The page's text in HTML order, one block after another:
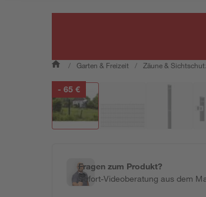
/ Garten & Freizeit / Zäune &
- 65 €
Fragen zum Produkt?
Sofort-Videoberatung aus dem